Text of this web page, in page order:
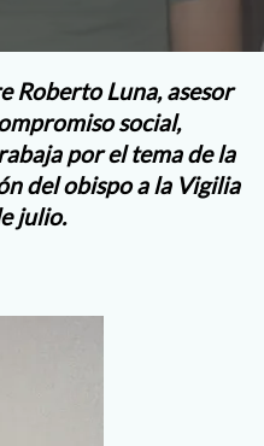
Roberto Luna, asesor
social,
por el tema de la
del obispo a la Vigilia
julio.